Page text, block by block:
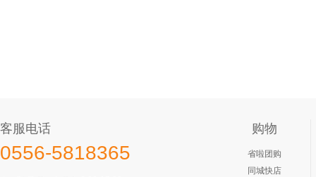
客服电话
0556-5818365
购物
省啦团购
同城快店